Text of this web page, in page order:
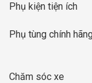
Phụ kiện tiện ích
Phụ tùng chính
Chăm sóc xe